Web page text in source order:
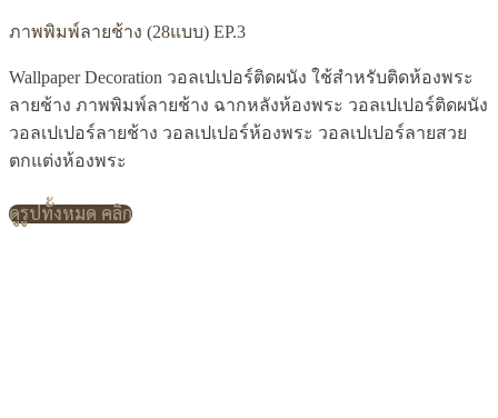
ภาพพิมพ์ลายช้าง (28แบบ) EP.3
Wallpaper Decoration วอลเปเปอร์ติดผนัง ใช้สำหรับติดห้องพระ
ลายช้าง ภาพพิมพ์ลายช้าง ฉากหลังห้องพระ วอลเปเปอร์ติดผนัง
วอลเปเปอร์ลายช้าง วอลเปเปอร์ห้องพระ วอลเปเปอร์ลายสวย
ตกแต่งห้องพระ
ดูรูปทั้งหมด คลิก